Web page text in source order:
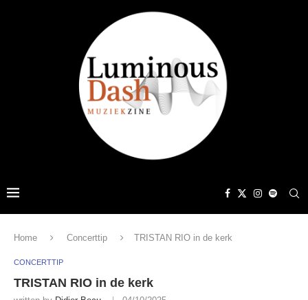
Home Concerttip TRISTAN RIO in de kerk
CONCERTTIP
TRISTAN RIO in de kerk